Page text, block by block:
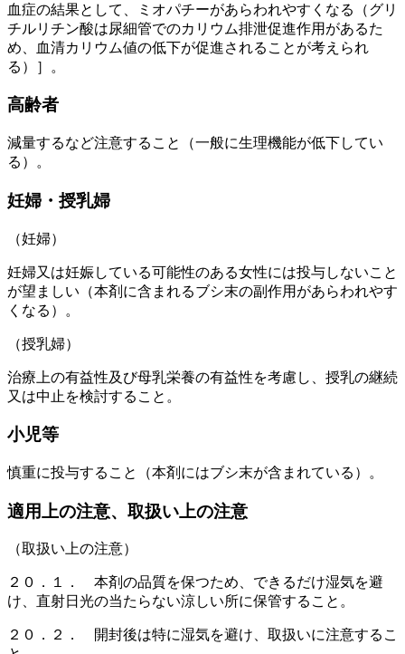
血症の結果として、ミオパチーがあらわれやすくなる（グリ
チルリチン酸は尿細管でのカリウム排泄促進作用があるた
め、血清カリウム値の低下が促進されることが考えられ
る）］。
高齢者
減量するなど注意すること（一般に生理機能が低下してい
る）。
妊婦・授乳婦
（妊婦）
妊婦又は妊娠している可能性のある女性には投与しないこと
が望ましい（本剤に含まれるブシ末の副作用があらわれやす
くなる）。
（授乳婦）
治療上の有益性及び母乳栄養の有益性を考慮し、授乳の継続
又は中止を検討すること。
小児等
慎重に投与すること（本剤にはブシ末が含まれている）。
適用上の注意、取扱い上の注意
（取扱い上の注意）
２０．１． 本剤の品質を保つため、できるだけ湿気を避
け、直射日光の当たらない涼しい所に保管すること。
２０．２． 開封後は特に湿気を避け、取扱いに注意するこ